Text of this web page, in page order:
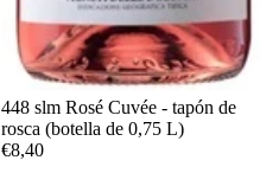
448 slm Rosé Cuvée - tapón de
rosca (botella de 0,75 L)
€8,40